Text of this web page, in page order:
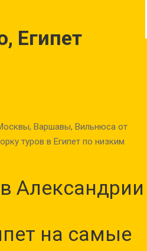
Египет
Варшавы, Вильнюса от
туров в Египет по низким
Александрии
на самые